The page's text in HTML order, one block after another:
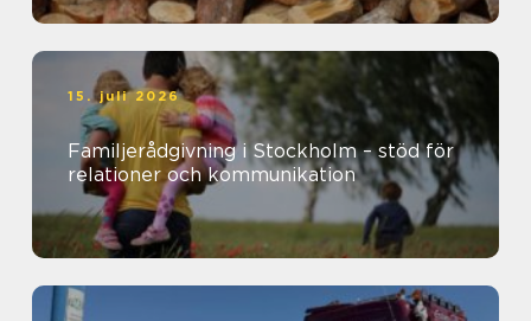
15. juli 2026
Familjerådgivning i Stockholm – stöd för
relationer och kommunikation